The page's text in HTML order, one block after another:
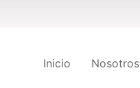
Inicio Nosotros